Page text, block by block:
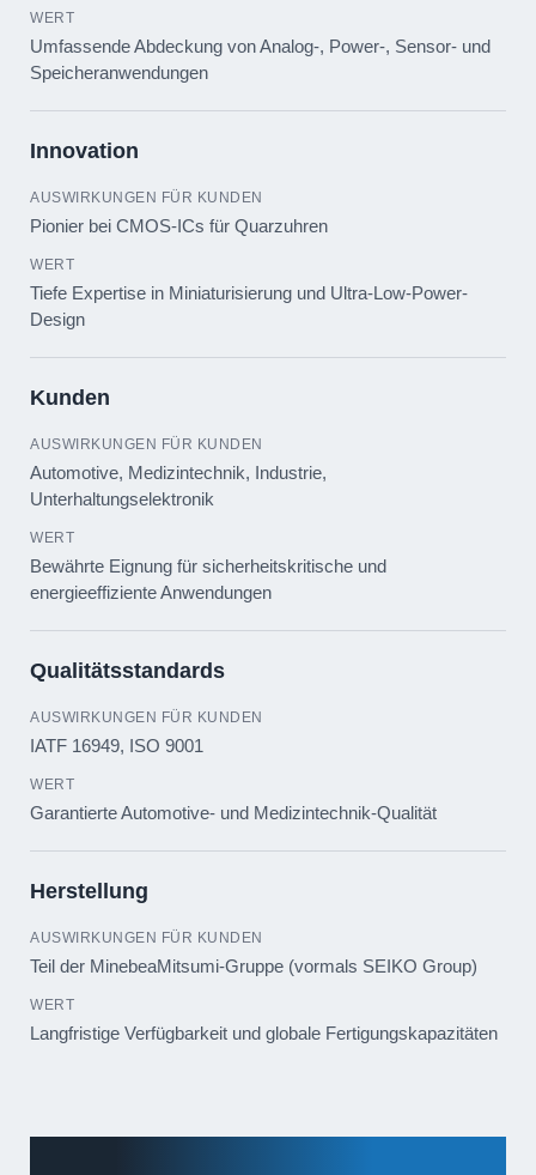
Umfassende Abdeckung von Analog-, Power-, Sensor- und
Speicheranwendungen
Innovation
Pionier bei CMOS-ICs für Quarzuhren
Tiefe Expertise in Miniaturisierung und Ultra-Low-Power-
Design
Kunden
Automotive, Medizintechnik, Industrie,
Unterhaltungselektronik
Bewährte Eignung für sicherheitskritische und
energieeffiziente Anwendungen
Qualitätsstandards
IATF 16949, ISO 9001
Garantierte Automotive- und Medizintechnik-Qualität
Herstellung
Teil der MinebeaMitsumi-Gruppe (vormals SEIKO Group)
Langfristige Verfügbarkeit und globale Fertigungskapazitäten